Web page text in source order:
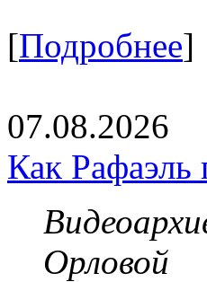
[Подробнее]
07.08.2026
Как Рафаэль
Орловой